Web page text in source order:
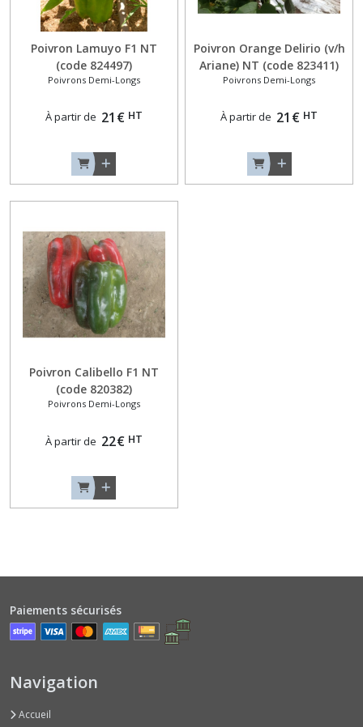
Poivron Lamuyo F1 NT
(code 824497)
Poivrons Demi-Longs
À partir de 21 € HT
Poivron Orange Delirio (v/h
Ariane) NT (code 823411)
Poivrons Demi-Longs
À partir de 21 € HT
Poivron Calibello F1 NT
(code 820382)
Poivrons Demi-Longs
À partir de 22€ HT
Concombres
Lisses
Concombres
Originaux,
Métulon
(2)
Cornichons
(1)
Courges
Minis
(8)
Courges
Musquées
Consommables
Courgettes
Courges
Courges
Musquées
Type
Courges
Paiements sécurisés
Navigation
Accueil